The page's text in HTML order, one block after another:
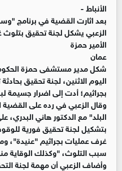
الأنباط -
بعد اثارت القضية في برنامج
الزعبي يشكل لجنة تحقيق
الأمير حمزة
عمان
شكل مدير مستشفى حمزة
اليوم الاثنين، لجنة تحقيق
بجراثيم؛ أدت إلى اضرار
وقال الزعبي في رده على القضية
البلد" مع الدكتور هاني البدري،
بتشكيل لجنة تحقيق فورية
غرف عمليات بجراثيم "عنيدة"،
سبب التلوث، "وكذلك الوقاية
وأضاف الزعبي أن مهمة لجنة